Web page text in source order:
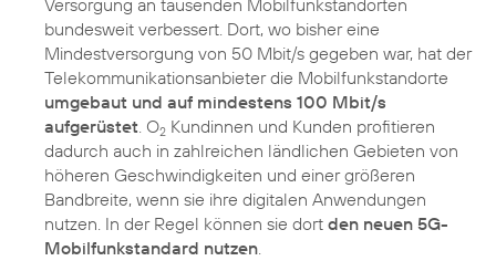
Versorgung an tausenden Mobilfunkstandorten
bundesweit verbessert. Dort, wo bisher eine
Mindestversorgung von 50 Mbit/s gegeben war, hat der
Telekommunikationsanbieter die Mobilfunkstandorte
umgebaut und auf mindestens 100 Mbit/s
aufgerüstet. O2 Kundinnen und Kunden profitieren
dadurch auch in zahlreichen ländlichen Gebieten von
höheren Geschwindigkeiten und einer größeren
Bandbreite, wenn sie ihre digitalen Anwendungen
nutzen. In der Regel können sie dort den neuen 5G-
Mobilfunkstandard nutzen.